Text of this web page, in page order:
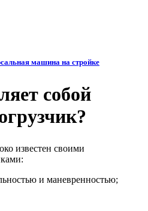
машина на стройке
собой
известен своими
и маневренностью;